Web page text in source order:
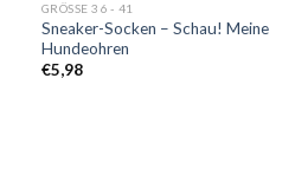
GRÖSSE 36 - 41
Sneaker-Socken – Schau! Meine
Hundeohren
€5,98